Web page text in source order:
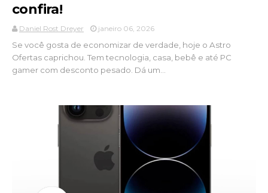
confira!
Daniel Rost Dreyer janeiro 06, 2026
Se você gosta de economizar de verdade, hoje o Astro
Ofertas caprichou. Tem tecnologia, casa, bebê e até PC
gamer com desconto pesado. Dá um...